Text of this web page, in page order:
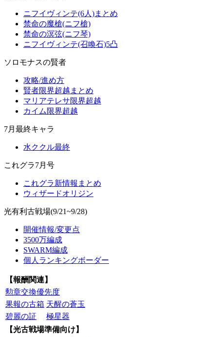
ニフイヴィンテ(6人)まとめ
禁命の魔槍(ニフ槍)
禁命の溟弦(ニフ琴)
ニフイヴィンテ(召喚石)5凸
ソロモナスの賢者
攻略/進め方
賢者限界超越まとめ
マリアテレサ限界超越
カイム限界超越
7月最終キャラ
水ククル最終
これグラ7月号
これグラ新情報まとめ
ウィザードオリジン
光有利古戦場(9/21~9/28)
開催情報/変更点
3500万編成
SWARM編成
個人ランキングボーダー
【報酬関連】
勲章交換優先度
果報の古箱 天醒の蒼玉
碧麗の証
極星器
【光古戦場準備向け】